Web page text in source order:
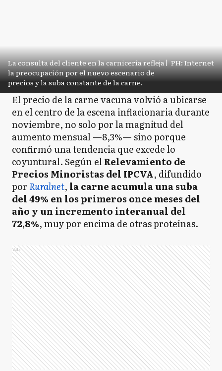
La consulta del cliente en la carnicería refleja
la preocupación por el nuevo escenario de
precios y la suba constante de la carne.
| PH: Internet
El precio de la carne vacuna volvió a ubicarse
en el centro de la escena inflacionaria durante
noviembre, no solo por la magnitud del
aumento mensual —8,3%— sino porque
confirmó una tendencia que excede lo
coyuntural. Según elRelevamiento de
Precios Minoristas del IPCVA, difundido
por Ruralnet, la carne acumula una suba
del 49% en los primeros once meses del
año y un incremento interanual del
72,8%, muy por encima de otras proteínas.
Ads